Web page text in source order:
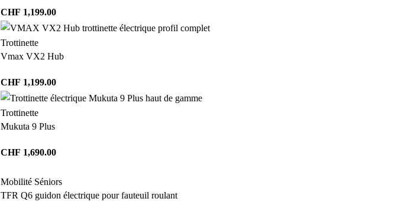
CHF 1,199.00
Trottinette
Vmax VX2 Hub
CHF 1,199.00
Trottinette
Mukuta 9 Plus
CHF 1,690.00
Mobilité Séniors
TFR Q6 guidon électrique pour fauteuil roulant